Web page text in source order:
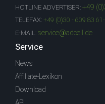
HOTLINE ADVERTISER: +49
TELEFAX: +49 (0)30 - 609 83
E-MAIL: service@adcell.de
Service
News
Affiliate-Lexikon
Download